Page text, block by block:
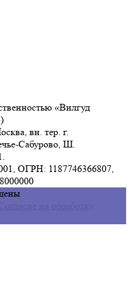
«Вилгуд
вн. тер. г.
Сабурово, Ш.
ОГРН: 1187746366807,